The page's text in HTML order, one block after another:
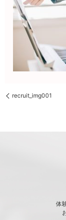
recruit_img001
体